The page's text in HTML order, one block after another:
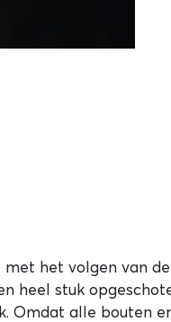
met het volgen van
heel stuk
Omdat alle bouten